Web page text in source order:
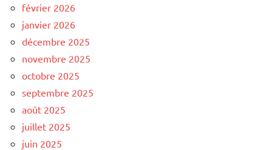
février 2026
janvier 2026
décembre 2025
novembre 2025
octobre 2025
septembre 2025
août 2025
juillet 2025
juin 2025